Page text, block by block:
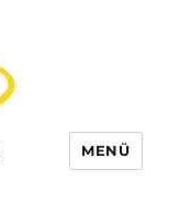
MENÜ